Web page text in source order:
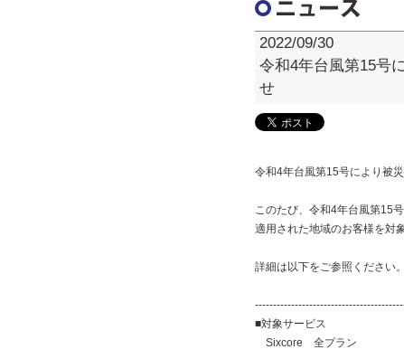
2022/09/30
令和4年台風第15号
せ
令和4年台風第15号により被
このたび、令和4年台風第15
適用された地域のお客様を対
詳細は以下をご参照ください。
■対象サービス
Sixcore 全プラン